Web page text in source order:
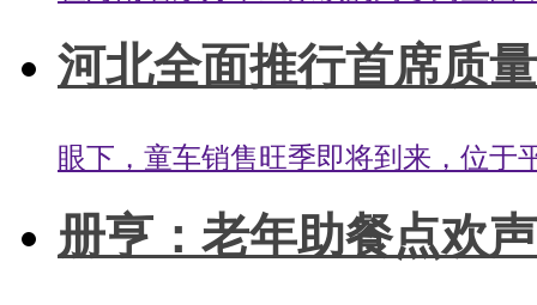
河北全面推行首席质
眼下，童车销售旺季即将到来，位于
册亨：老年助餐点欢